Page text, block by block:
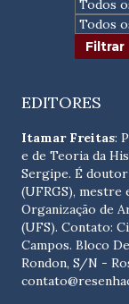
EDITORES
Itamar Freitas:
e de Teoria da
Sergipe. É
(UFRGS), mestre
Organização de
(UFS). Contato:
Campos. Bloco
Rondon, S/N -